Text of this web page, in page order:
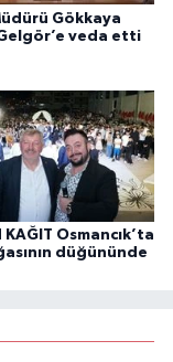
Gökkaya
veda etti
KAĞIT Osmancık’ta
düğününde